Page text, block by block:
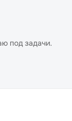
под задачи.